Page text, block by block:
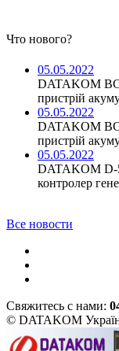
Что нового?
05.05.2022
DATAKOM
пристрій
05.05.2022
DATAKOM
пристрій
05.05.2022
DATAKOM D-
контролер
Все новости
Свяжитесь с нами:
© DATAKOM